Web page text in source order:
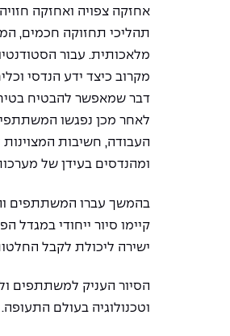
אחזקה צפויה ואחזקה
תהליכי תחזוקה חכמים,
מלאכותית. עבור
מקרוב כיצד ידע הנדסי
דבר שמאפשר להבטיח
לאחר מכן נפגשו
העבודה, חשיבות
ומהנדסים בעידן של
בהמשך עברו המשתתפים
ישירה ליכולת לקבל
הסיור העניק למשתתפים
וטכנולוגיה בעולם